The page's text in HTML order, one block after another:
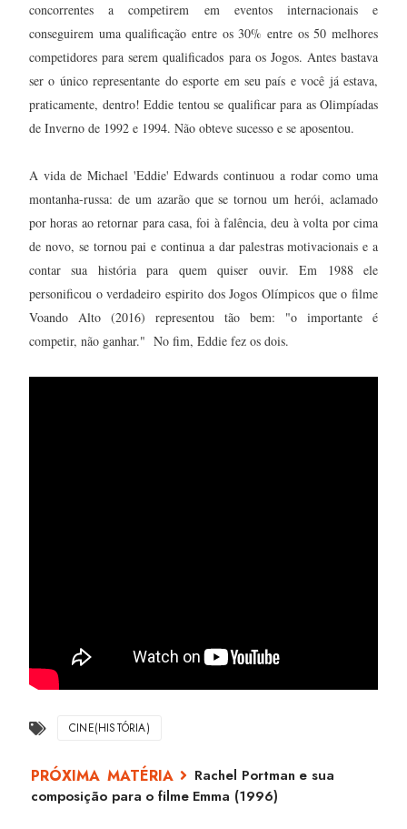
concorrentes a competirem em eventos internacionais e
conseguirem uma qualificação entre os 30% entre os 50 melhores
competidores para serem qualificados para os Jogos. Antes bastava
ser o único representante do esporte em seu país e você já estava,
praticamente, dentro! Eddie tentou se qualificar para as Olimpíadas
de Inverno de 1992 e 1994. Não obteve sucesso e se aposentou.
A vida de Michael 'Eddie' Edwards continuou a rodar como uma
montanha-russa: de um azarão que se tornou um herói, aclamado
por horas ao retornar para casa, foi à falência, deu à volta por cima
de novo, se tornou pai e continua a dar palestras motivacionais e a
contar sua história para quem quiser ouvir. Em 1988 ele
personificou o verdadeiro espirito dos Jogos Olímpicos que o filme
Voando Alto (2016) representou tão bem: "o importante é
competir, não ganhar." No fim, Eddie fez os dois.
CINE(HISTÓRIA)
Rachel Portman e sua
composição para o filme Emma (1996)